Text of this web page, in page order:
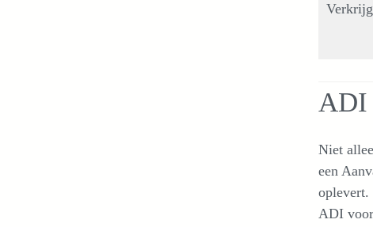
ADI
Niet
een
oplevert.
ADI